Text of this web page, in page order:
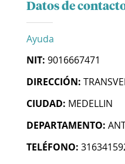
Datos de
Ayuda
NIT: 9016667471
DIRECCIÓN:
CIUDAD: MEDELLIN
DEPARTAMENTO:
TELÉFONO: